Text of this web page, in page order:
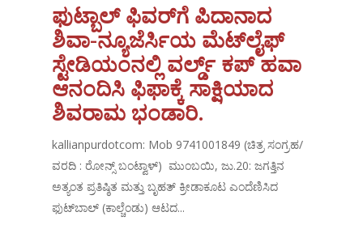
ಫುಟ್ಬಾಲ್ ಫಿವರ್‌ಗೆ ಪಿದಾನಾದ
ಶಿವಾ-ನ್ಯೂಜೆರ್ಸಿಯ ಮೆಟ್‌ಲೈಫ್
ಸ್ಟೇಡಿಯಂನಲ್ಲಿ ವರ್ಲ್ಡ್ ಕಪ್ ಹವಾ
ಆನಂದಿಸಿ ಫಿಫಾಕ್ಕೆ ಸಾಕ್ಷಿಯಾದ
ಶಿವರಾಮ ಭಂಡಾರಿ.
kallianpurdotcom: Mob 9741001849 (ಚಿತ್ರ ಸಂಗ್ರಹ/
ವರದಿ : ರೋನ್ಸ್ ಬಂಟ್ವಾಳ್) ಮುಂಬಯಿ, ಜು.20: ಜಗತ್ತಿನ
ಅತ್ಯಂತ ಪ್ರತಿಷ್ಠಿತ ಮತ್ತು ಬೃಹತ್ ಕ್ರೀಡಾಕೂಟ ಎಂದೆಣಿಸಿದ
ಫುಟ್‌ಬಾಲ್ (ಕಾಲ್ಚೆಂಡು) ಆಟದ...